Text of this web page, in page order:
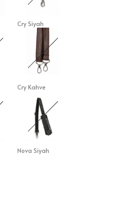
Cry Siyah
Cry Kahve
Nova Siyah